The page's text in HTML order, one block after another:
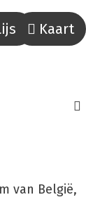
Kaart
van België,